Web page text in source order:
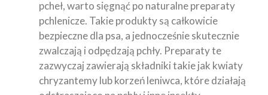
pcheł, warto sięgnąć po naturalne preparaty
pchlenicze. Takie produkty są całkowicie
bezpieczne dla psa, a jednocześnie skutecznie
zwalczają i odpędzają pchły. Preparaty te
zazwyczaj zawierają składniki takie jak kwiaty
chryzantemy lub korzeń leniwca, które działają